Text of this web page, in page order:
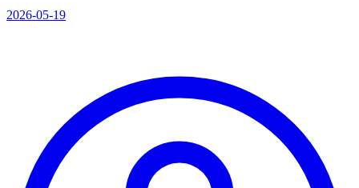
2026-05-19